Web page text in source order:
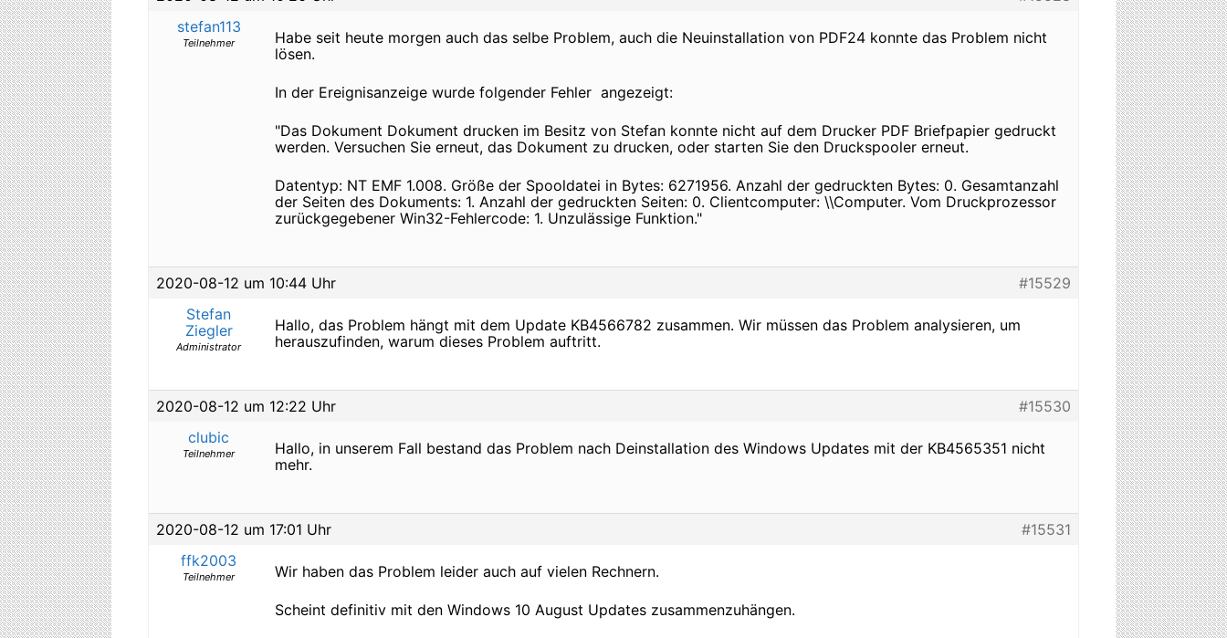
stefan113
Teilnehmer
Habe seit heute morgen auch das selbe Problem, auch die Neuinstallation von PDF24 konnte das Problem nicht
lösen.
In der Ereignisanzeige wurde folgender Fehler angezeigt:
"Das Dokument Dokument drucken im Besitz von Stefan konnte nicht auf dem Drucker PDF Briefpapier gedruckt
werden. Versuchen Sie erneut, das Dokument zu drucken, oder starten Sie den Druckspooler erneut.
Datentyp: NT EMF 1.008. Größe der Spooldatei in Bytes: 6271956. Anzahl der gedruckten Bytes: 0. Gesamtanzahl
der Seiten des Dokuments: 1. Anzahl der gedruckten Seiten: 0. Clientcomputer: \\Computer. Vom Druckprozessor
zurückgegebener Win32-Fehlercode: 1. Unzulässige Funktion."
2020-08-12 um 10:44 Uhr
#15529
Stefan
Ziegler
Administrator
Hallo, das Problem hängt mit dem Update KB4566782 zusammen. Wir müssen das Problem analysieren, um
herauszufinden, warum dieses Problem auftritt.
2020-08-12 um 12:22 Uhr
#15530
clubic
Teilnehmer
Hallo, in unserem Fall bestand das Problem nach Deinstallation des Windows Updates mit der KB4565351 nicht
mehr.
2020-08-12 um 17:01 Uhr
#15531
ffk2003
Teilnehmer Wir haben das Problem leider auch auf vielen Rechnern.
Scheint definitiv mit den Windows 10 August Updates zusammenzuhängen.